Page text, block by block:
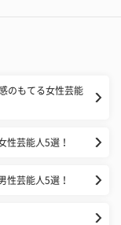
のもてる女性芸能
性芸能人5選！
性芸能人5選！